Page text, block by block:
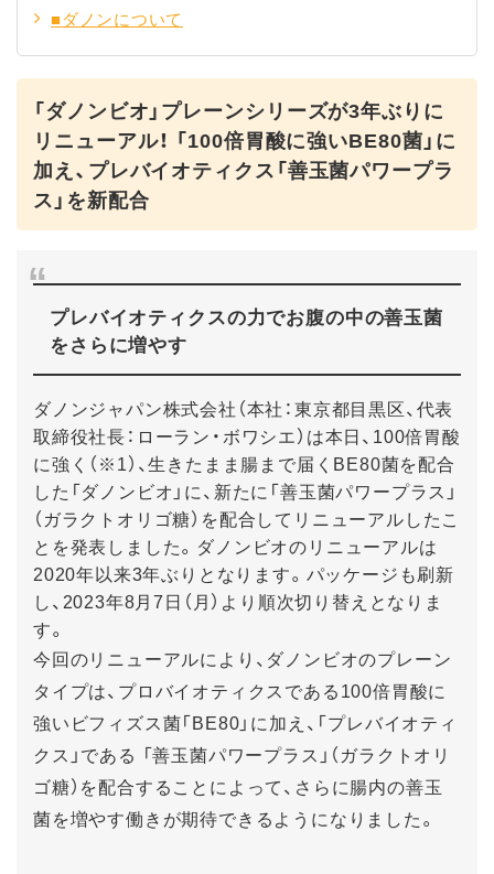
■ダノンについて
「ダノンビオ」プレーンシリーズが3年ぶりに
リニューアル！ 「100倍胃酸に強いBE80菌」に
加え、プレバイオティクス「善玉菌パワープラ
ス」を新配合
プレバイオティクスの力でお腹の中の善玉菌
をさらに増やす
ダノンジャパン株式会社（本社：東京都目黒区、代表
取締役社長：ローラン・ボワシエ）は本日、100倍胃酸
に強く（※1）、生きたまま腸まで届くBE80菌を配合
した「ダノンビオ」に、新たに「善玉菌パワープラス」
（ガラクトオリゴ糖）を配合してリニューアルしたこ
とを発表しました。ダノンビオのリニューアルは
2020年以来3年ぶりとなります。パッケージも刷新
し、2023年8月7日（月）より順次切り替えとなりま
す。
今回のリニューアルにより、ダノンビオのプレーン
タイプは、プロバイオティクスである100倍胃酸に
強いビフィズス菌「BE80」に加え、「プレバイオティ
クス」である 「善玉菌パワープラス」（ガラクトオリ
ゴ糖）を配合することによって、さらに腸内の善玉
菌を増やす働きが期待できるようになりました。